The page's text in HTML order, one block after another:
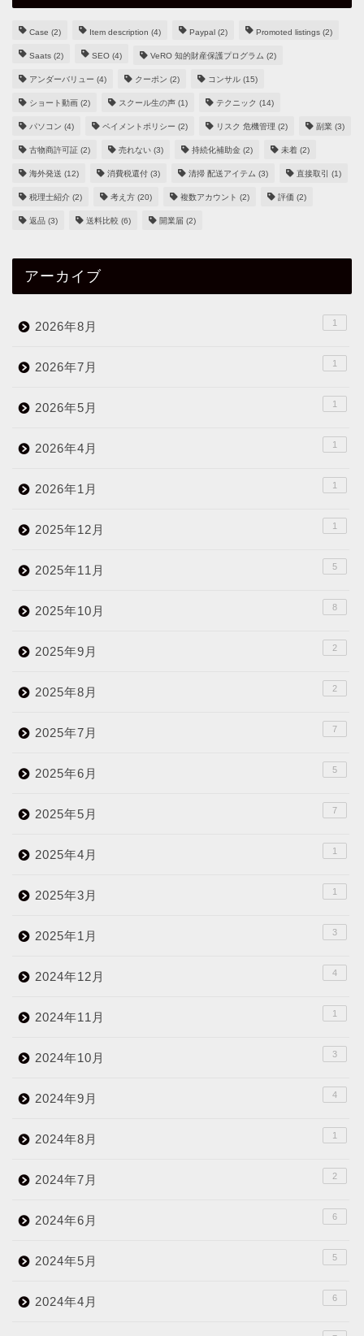
Case (2) Item description (4) Paypal (2) Promoted listings (2)
Saats (2) SEO (4) VeRO 知的財産保護プログラム (2)
アンダーバリュー (4) クーポン (2) コンサル (15)
ショート動画 (2) スクール生の声 (1) テクニック (14)
パソコン (4) ペイメントポリシー (2) リスク 危機管理 (2) 副業 (3)
古物商許可証 (2) 売れない (3) 持続化補助金 (2) 未着 (2)
海外発送 (12) 消費税還付 (3) 清掃 配送アイテム (3) 直接取引 (1)
税理士紹介 (2) 考え方 (20) 複数アカウント (2) 評価 (2)
返品 (3) 送料比較 (6) 開業届 (2)
アーカイブ
2026年8月 1
2026年7月 1
2026年5月 1
2026年4月 1
2026年1月 1
2025年12月 1
2025年11月 5
2025年10月 8
2025年9月 2
2025年8月 2
2025年7月 7
2025年6月 5
2025年5月 7
2025年4月 1
2025年3月 1
2025年1月 3
2024年12月 4
2024年11月 1
2024年10月 3
2024年9月 4
2024年8月 1
2024年7月 2
2024年6月 6
2024年5月 5
2024年4月 6